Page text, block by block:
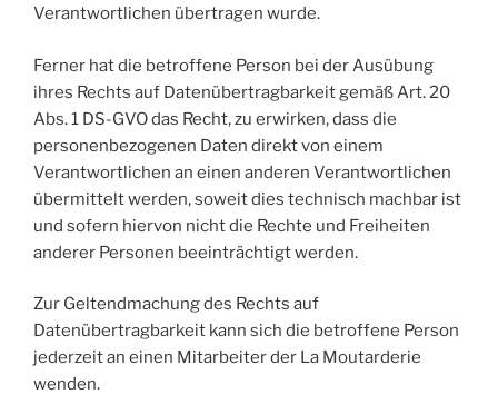
Verantwortlichen übertragen wurde.
Ferner hat die betroffene Person bei der Ausübung
ihres Rechts auf Datenübertragbarkeit gemäß Art. 20
Abs. 1 DS-GVO das Recht, zu erwirken, dass die
personenbezogenen Daten direkt von einem
Verantwortlichen an einen anderen Verantwortlichen
übermittelt werden, soweit dies technisch machbar ist
und sofern hiervon nicht die Rechte und Freiheiten
anderer Personen beeinträchtigt werden.
Zur Geltendmachung des Rechts auf
Datenübertragbarkeit kann sich die betroffene Person
jederzeit an einen Mitarbeiter der La Moutarderie
wenden.